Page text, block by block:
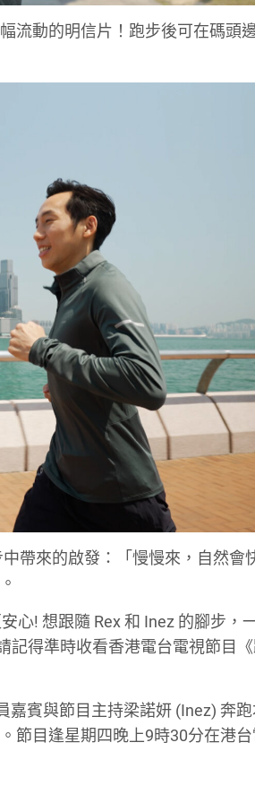
流動的明信片！跑步後可在碼頭
帶來的啟發：「慢慢來，自然會
心! 想跟隨 Rex 和 Inez 的腳步，
記得準時收看香港電台電視節目
賓與節目主持梁諾妍 (Inez) 奔
節目逢星期四晚上9時30分在港